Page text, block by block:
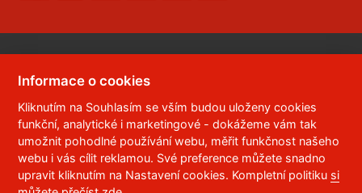
© 2023 Univerzita Pardubice,Studentská 95
532 10 Pardubice 2
Telefon: 466 036 111, 466 036 112, 466 036 113
Správce webu ,RSS
Informace o cookies
Kliknutím na Souhlasím se vším budou uloženy cookies
funkční, analytické i marketingové - dokážeme vám tak
umožnit pohodlné používání webu, měřit funkčnost našeho
webu i vás cílit reklamou. Své preference můžete snadno
upravit kliknutím na Nastavení cookies. Kompletní politiku si